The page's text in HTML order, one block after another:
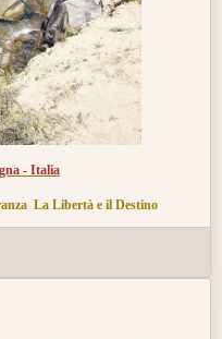
- Italia
La Libertà e il Destino